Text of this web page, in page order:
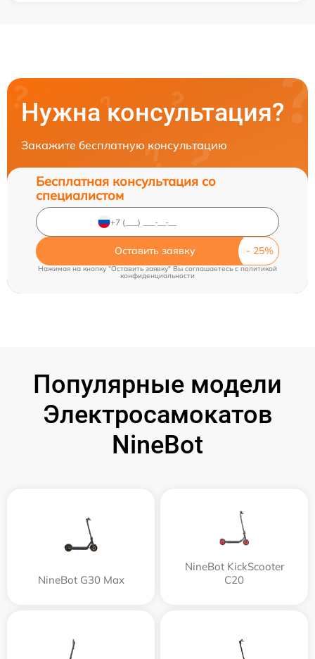
Нужна консультация?
Закажите бесплатную консультацию
Бесплатная консультация со
специалистом
Оставить заявку
Нажимая на кнопку "Оставить заявку" Вы соглашаетесь c политикой
конфиденциальности
Популярные модели
Электросамокатов
NineBot
NineBot G30 Max
NineBot KickScooter
C20